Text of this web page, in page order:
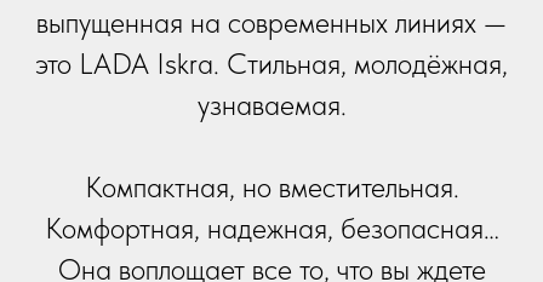
выпущенная на современных линиях —
это LADA Iskra. Стильная, молодёжная,
узнаваемая.
Компактная, но вместительная.
Комфортная, надежная, безопасная…
Она воплощает все то, что вы ждете